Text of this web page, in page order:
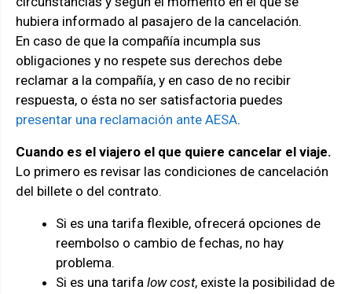
hubiera informado al pasajero de la cancelación.
En caso de que la compañía incumpla sus
obligaciones y no respete sus derechos debe
reclamar a la compañía, y en caso de no recibir
respuesta, o ésta no ser satisfactoria puedes
presentar una reclamación ante AESA.
Cuando es el viajero el que quiere cancelar el viaje.
Lo primero es revisar las condiciones de cancelación
del billete o del contrato.
Si es una tarifa flexible, ofrecerá opciones de
reembolso o cambio de fechas, no hay
problema.
Si es una tarifa low cost, existe la posibilidad de